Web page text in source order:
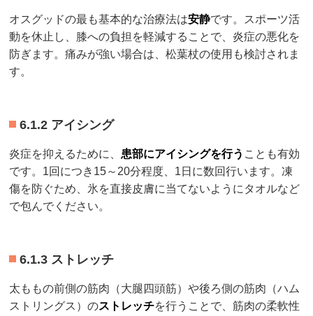
オスグッドの最も基本的な治療法は安静です。スポーツ活
動を休止し、膝への負担を軽減することで、炎症の悪化を
防ぎます。痛みが強い場合は、松葉杖の使用も検討されま
す。
6.1.2 アイシング
炎症を抑えるために、 患部にアイシングを行う ことも有効
です。1回につき15～20分程度、1日に数回行います。凍
傷を防ぐため、氷を直接皮膚に当てないようにタオルなど
で包んでください。
6.1.3 ストレッチ
太ももの前側の筋肉（大腿四頭筋）や後ろ側の筋肉（ハム
ストリングス）のストレッチを行うことで、筋肉の柔軟性